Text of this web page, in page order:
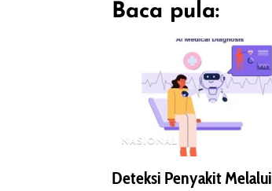
Baca pula:
NASIONAL
Deteksi Penyakit Melalui